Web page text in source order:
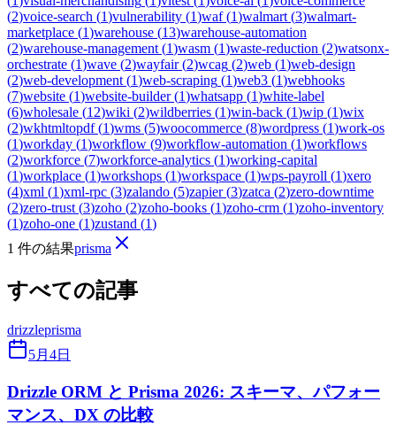
(2)voice-search (1)vulnerability (1)waf(1)walmart (3)walmart-
marketplace (1)warehouse (13)warehouse-automation
(2)warehouse-management (1)wasm (1)waste-reduction (2)watsonx-
orchestrate (1)wave (2)wayfair(2)wcag (2)web (1)web-design
(2)web-development (1)web-scraping (1)web3 (1)webhooks
(7)website (1)website-builder(1)whatsapp (1)white-label
(6)wholesale (12)wiki (2)wildberries (1)win-back (1)wip (1)wix
(2)wkhtmltopdf(1)wms (5)woocommerce (8)wordpress (1)work-os
(1)workday (1)workflow (9)workflow-automation (1)workflows
(2)workforce (7)workforce-analytics (1)working-capital
(1)workplace (1)workshops (1)workspace (1)wps-payroll (1)xero
(4)xml (1)xml-rpc (3)zalando (5)zapier(3)zatca (2)zero-downtime
(2)zero-trust (3)zoho (2)zoho-books (1)zoho-crm (1)zoho-inventory
(1)zoho-one (1)zustand (1)
1 件の結果prisma
すべての記事
drizzleprisma
5月4日
Drizzle ORM と Prisma 2026: スキーマ、パフォー
マンス、DX の比較